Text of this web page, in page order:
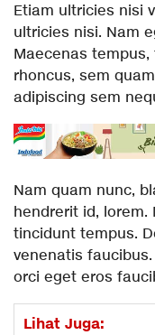
Etiam ultricies nisi
ultricies nisi. Nam
Maecenas
rhoncus, sem
adipiscing sem
Nam quam nunc,
hendrerit id,
tincidunt tempus.
venenatis
orci eget eros
Lihat Juga: